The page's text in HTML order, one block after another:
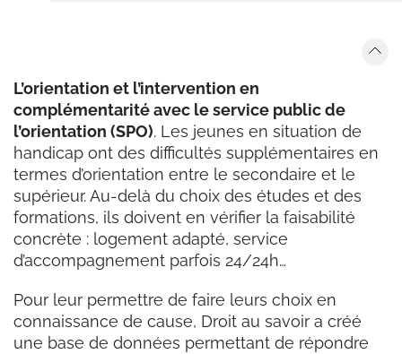
L’orientation et l’intervention en
complémentarité avec le service public de
l’orientation (SPO). Les jeunes en situation de
handicap ont des difficultés supplémentaires en
termes d’orientation entre le secondaire et le
supérieur. Au-delà du choix des études et des
formations, ils doivent en vérifier la faisabilité
concrète : logement adapté, service
d’accompagnement parfois 24/24h…
Pour leur permettre de faire leurs choix en
connaissance de cause, Droit au savoir a créé
une base de données permettant de répondre